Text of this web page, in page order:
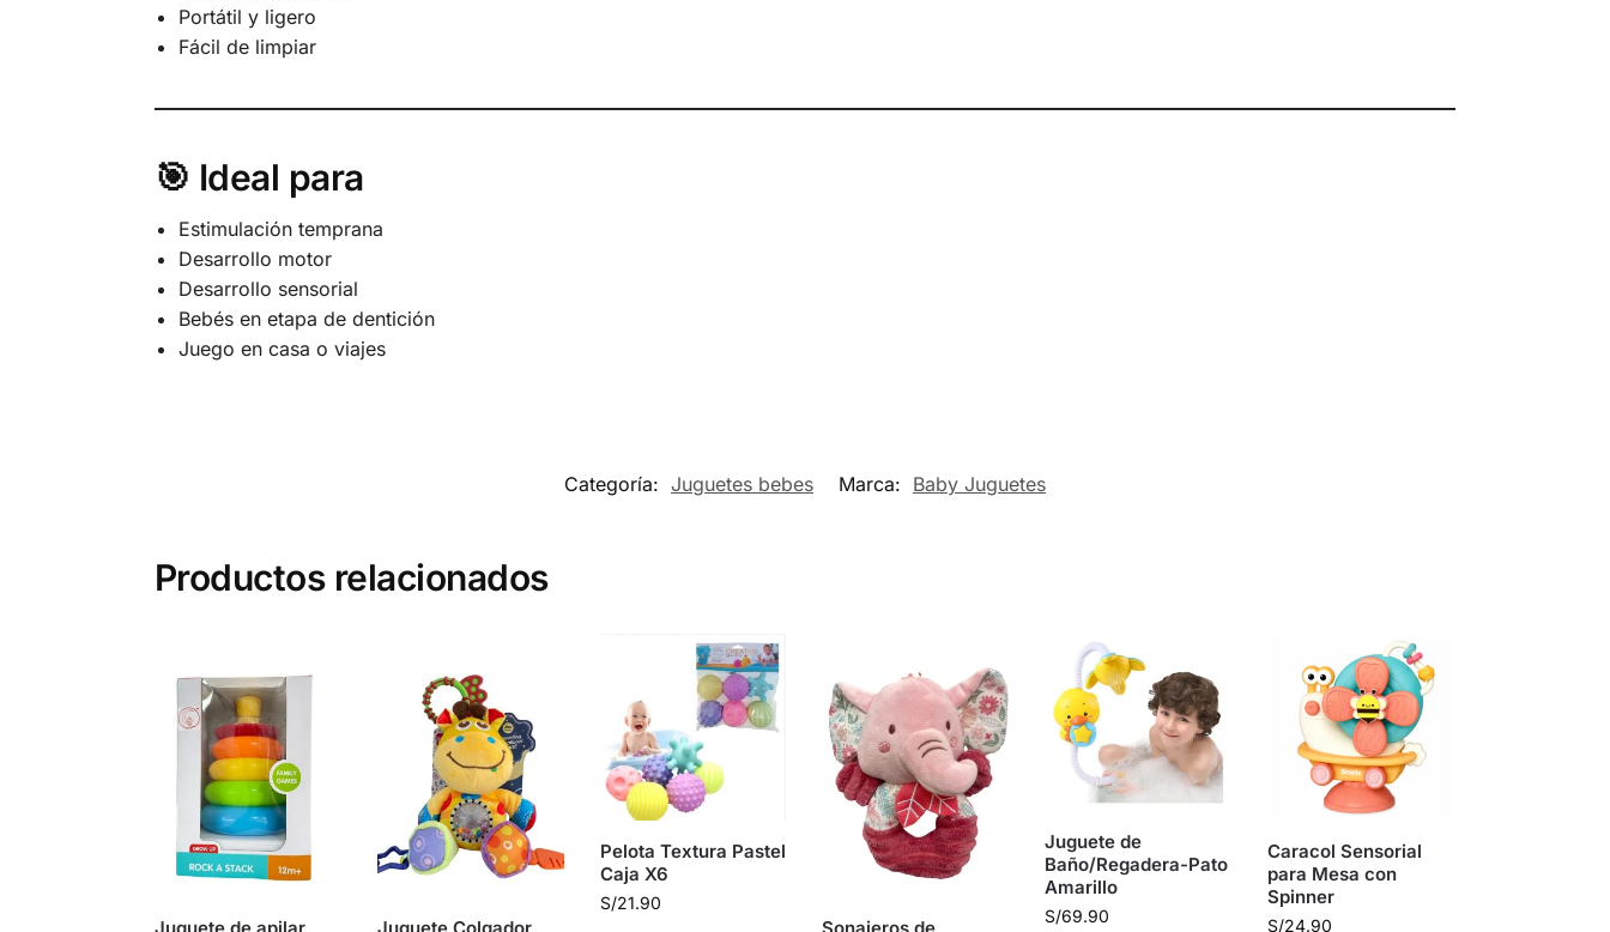
Portátil y ligero
Fácil de limpiar
🎯 Ideal para
Estimulación temprana
Desarrollo motor
Desarrollo sensorial
Bebés en etapa de dentición
Juego en casa o viajes
Categoría: Juguetes bebes Marca: Baby Juguetes
Productos relacionados
Pelota Textura Pastel
Caja X6
S/21.90
Juguete de
Baño/Regadera-Pato
Amarillo
S/69.90
Caracol Sensorial
para Mesa con
Spinner
S/24.90